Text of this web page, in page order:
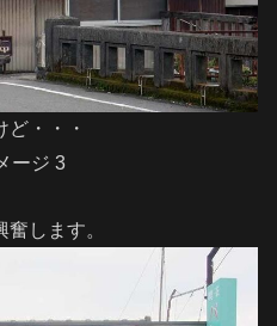
・・・
します。